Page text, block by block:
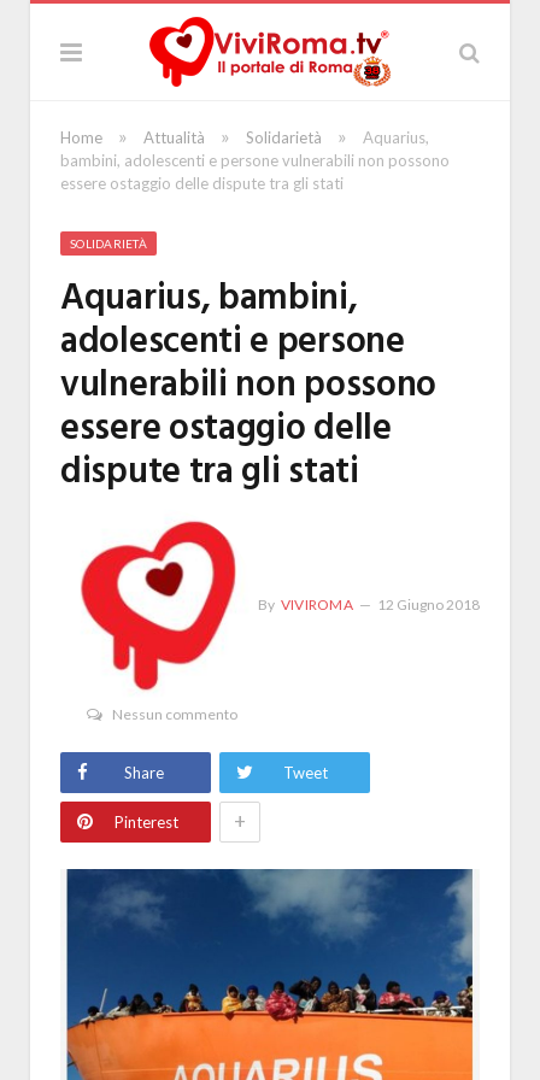
Home » Attualità » Solidarietà »
Aquarius,
bambini, adolescenti e persone vulnerabili non possono
essere ostaggio delle dispute tra gli stati
SOLIDARIETÀ
Aquarius, bambini,
adolescenti e persone
vulnerabili non possono
essere ostaggio delle
dispute tra gli stati
By VIVIROMA 12 Giugno 2018
Nessun commento
Share Tweet
Pinterest +